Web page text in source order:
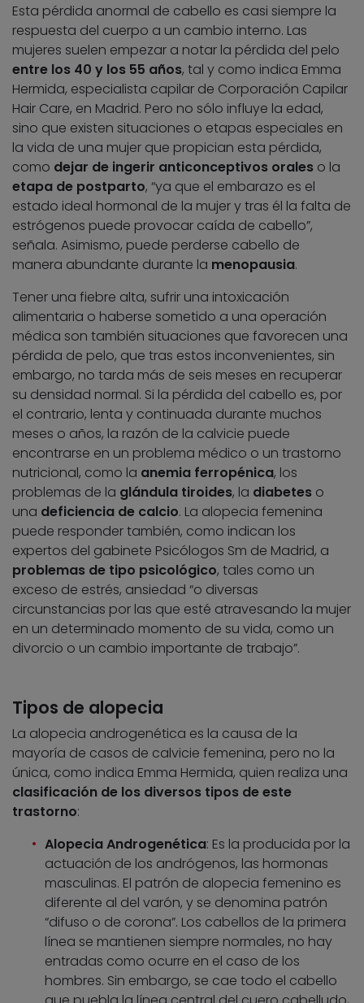
Esta pérdida anormal de cabello es casi siempre la
respuesta del cuerpo a un cambio interno. Las
mujeres suelen empezar a notar la pérdida del pelo
entre los 40 y los 55 años, tal y como indica Emma
Hermida, especialista capilar de Corporación Capilar
Hair Care, en Madrid. Pero no sólo influye la edad,
sino que existen situaciones o etapas especiales en
la vida de una mujer que propician esta pérdida,
como dejar de ingerir anticonceptivos orales o la
etapa de postparto, “ya que el embarazo es el
estado ideal hormonal de la mujer y tras él la falta de
estrógenos puede provocar caída de cabello”,
señala. Asimismo, puede perderse cabello de
manera abundante durante la menopausia.
Tener una fiebre alta, sufrir una intoxicación
alimentaria o haberse sometido a una operación
médica son también situaciones que favorecen una
pérdida de pelo, que tras estos inconvenientes, sin
embargo, no tarda más de seis meses en recuperar
su densidad normal. Si la pérdida del cabello es, por
el contrario, lenta y continuada durante muchos
meses o años, la razón de la calvicie puede
encontrarse en un problema médico o un trastorno
nutricional, como la anemia ferropénica, los
problemas de la glándula tiroides, la diabetes o
una deficiencia de calcio. La alopecia femenina
puede responder también, como indican los
expertos del gabinete Psicólogos Sm de Madrid, a
problemas de tipo psicológico, tales como un
exceso de estrés, ansiedad “o diversas
circunstancias por las que esté atravesando la mujer
en un determinado momento de su vida, como un
divorcio o un cambio importante de trabajo”.
Tipos de alopecia
La alopecia androgenética es la causa de la
mayoría de casos de calvicie femenina, pero no la
única, como indica Emma Hermida, quien realiza una
clasificación de los diversos tipos de este
trastorno:
Alopecia Androgenética: Es la producida por la
actuación de los andrógenos, las hormonas
masculinas. El patrón de alopecia femenino es
diferente al del varón, y se denomina patrón
“difuso o de corona”. Los cabellos de la primera
línea se mantienen siempre normales, no hay
entradas como ocurre en el caso de los
hombres. Sin embargo, se cae todo el cabello